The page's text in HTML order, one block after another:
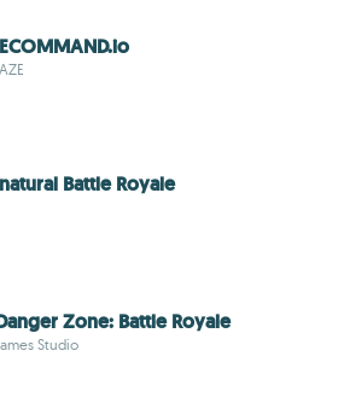
Battle Royale
Zone: Battle Royale
Studio